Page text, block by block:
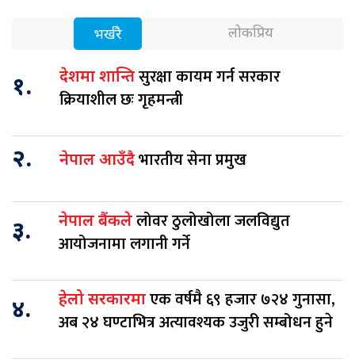
भर्खरै लोकप्रिय
१. देशमा शान्तिसुरक्षा कायम गर्न सरकार
क्रियाशील छः गृहमन्त्री
२. नेपाल आउँदैभारतीय सेना प्रमुख
३. नेपाल बैंकलेलोवर ठुलोखोला जलविद्युत
आयोजनामा लगानी गर्ने
४. हेलो सरकारमाएक वर्षमै ६९ हजार ७२४ गुनासा,
अब २४ घण्टाभित्र अत्यावश्यक उजुरी सम्बोधन हुने